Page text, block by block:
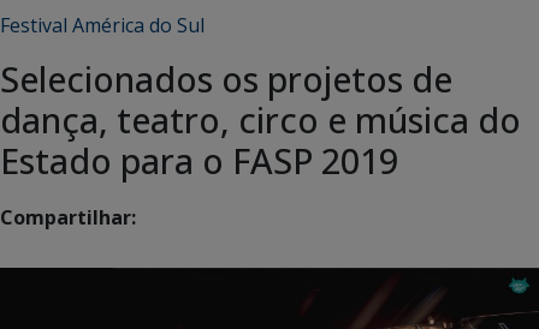
Festival América do Sul
Selecionados os projetos de
dança, teatro, circo e música do
Estado para o FASP 2019
Compartilhar: